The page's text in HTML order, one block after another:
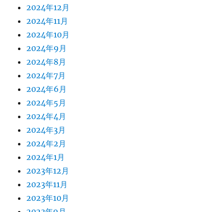
2024年12月
2024年11月
2024年10月
2024年9月
2024年8月
2024年7月
2024年6月
2024年5月
2024年4月
2024年3月
2024年2月
2024年1月
2023年12月
2023年11月
2023年10月